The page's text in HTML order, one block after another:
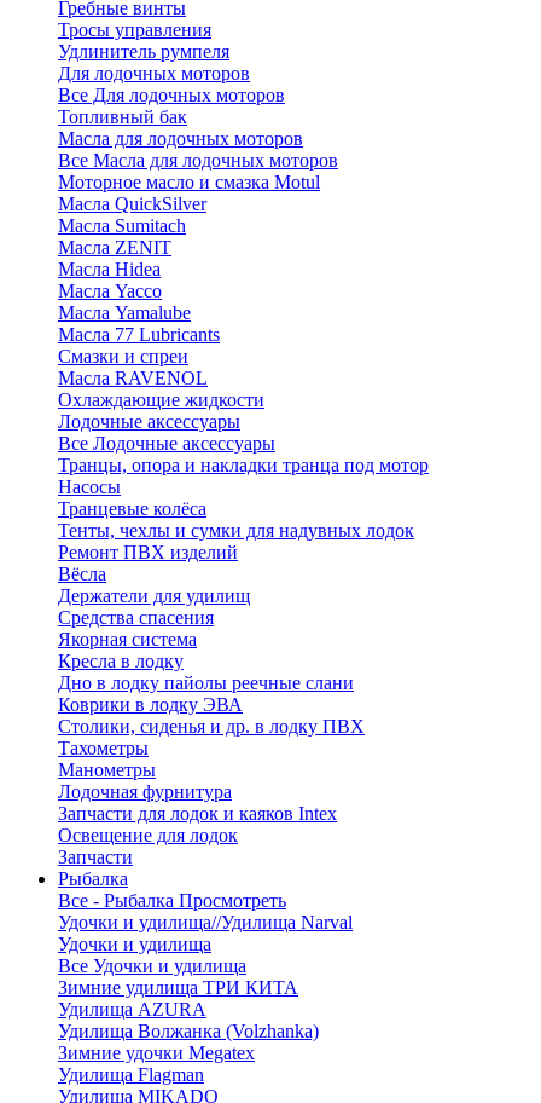
Гребные винты
Тросы управления
Удлинитель румпеля
Для лодочных моторов
Все Для лодочных моторов
Топливный бак
Масла для лодочных моторов
Все Масла для лодочных моторов
Моторное масло и смазка Motul
Масла QuickSilver
Масла Sumitach
Масла ZENIT
Масла Hidea
Масла Yacco
Масла Yamalube
Масла 77 Lubricants
Смазки и спреи
Масла RAVENOL
Охлаждающие жидкости
Лодочные аксессуары
Все Лодочные аксессуары
Транцы, опора и накладки транца под мотор
Насосы
Транцевые колёса
Тенты, чехлы и сумки для надувных лодок
Ремонт ПВХ изделий
Вёсла
Держатели для удилищ
Средства спасения
Якорная система
Кресла в лодку
Дно в лодку пайолы реечные слани
Коврики в лодку ЭВА
Столики, сиденья и др. в лодку ПВХ
Тахометры
Манометры
Лодочная фурнитура
Запчасти для лодок и каяков Intex
Освещение для лодок
Запчасти
Рыбалка
Все - Рыбалка Просмотреть
Удочки и удилища//Удилища Narval
Удочки и удилища
Все Удочки и удилища
Зимние удилища ТРИ КИТА
Удилища AZURA
Удилища Волжанка (Volzhanka)
Зимние удочки Megatex
Удилища Flagman
Удилища MIKADO